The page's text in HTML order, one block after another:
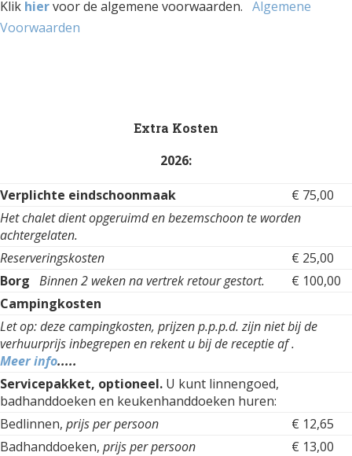
Klik hiervoor de algemene voorwaarden. Algemene
Voorwaarden
Extra Kosten
2026:
Verplichte eindschoonmaak
€ 75,00
Het chalet dient opgeruimd en bezemschoon te worden
achtergelaten.
Reserveringskosten
€ 25,00
Borg Binnen 2 weken na vertrek retour gestort.
€ 100,00
Campingkosten
Let op: deze campingkosten, prijzen p.p.p.d. zijn niet bij de
verhuurprijs inbegrepen en rekent u bij de receptie af .
Meer info.....
Servicepakket, optioneel. U kunt linnengoed,
badhanddoeken en keukenhanddoeken huren:
Bedlinnen, prijs per persoon
€ 12,65
Badhanddoeken, prijs per persoon
€ 13,00